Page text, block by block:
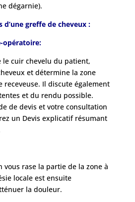
dégarnie).
d’une greffe de cheveux :
opératoire:
le cuir chevelu du patient,
et détermine la zone
receveuse. Il discute également
et du rendu possible.
de devis et votre consultation
un Devis explicatif résumant
vous rase la partie de la zone à
locale est ensuite
la douleur.